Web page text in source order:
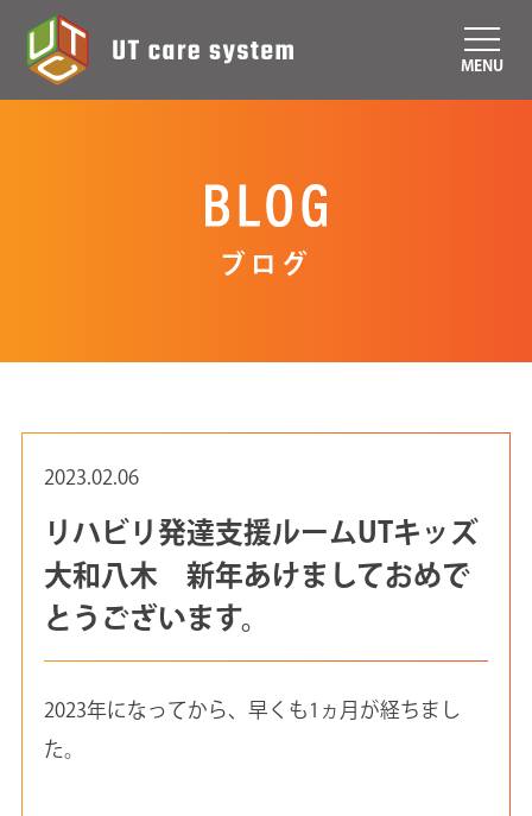
MENU
ブログ
2023.02.06
リハビリ発達支援ルームUTキッズ
大和八木 新年あけましておめで
とうございます。
2023年になってから、早くも1ヵ月が経ちまし
た。